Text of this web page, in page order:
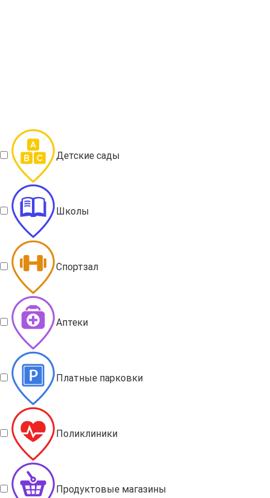
Детские сады
Школы
Спортзал
Аптеки
Платные парковки
Поликлиники
Продуктовые магазины